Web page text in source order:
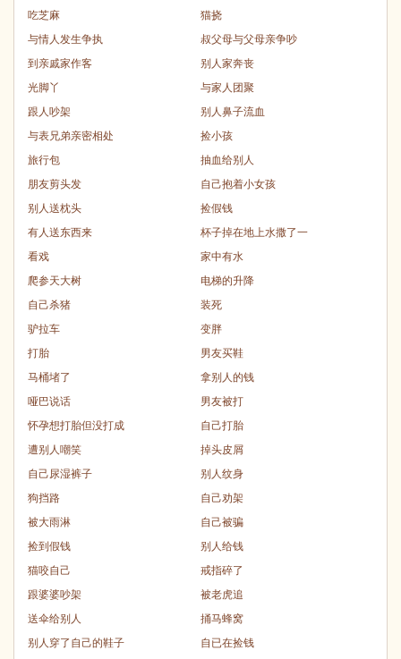
吃芝麻
猫挠
与情人发生争执
叔父母与父母亲争吵
到亲戚家作客
别人家奔丧
光脚丫
与家人团聚
跟人吵架
别人鼻子流血
与表兄弟亲密相处
捡小孩
旅行包
抽血给别人
朋友剪头发
自己抱着小女孩
别人送枕头
捡假钱
有人送东西来
杯子掉在地上水撒了一
看戏
家中有水
爬参天大树
电梯的升降
自己杀猪
装死
驴拉车
变胖
打胎
男友买鞋
马桶堵了
拿别人的钱
哑巴说话
男友被打
怀孕想打胎但没打成
自己打胎
遭别人嘲笑
掉头皮屑
自己尿湿裤子
别人纹身
狗挡路
自己劝架
被大雨淋
自己被骗
捡到假钱
别人给钱
猫咬自己
戒指碎了
跟婆婆吵架
被老虎追
送伞给别人
捅马蜂窝
别人穿了自己的鞋子
自已在捡钱